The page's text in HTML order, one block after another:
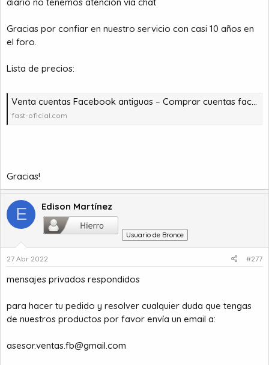
Gracias por confiar en nuestro servicio con casi 10 años en
el foro.
Lista de precios:
Venta cuentas Facebook antiguas – Comprar cuentas facebook – comprar cuentas facebook – comprar cuentas gmail
fast-oficial.com
Gracias!
E Edison Martínez
Usuario de Bronce
27 Abr 2022 #277
mensajes privados respondidos
para hacer tu pedido y resolver cualquier duda que tengas
de nuestros productos por favor envía un email a:
asesor.ventas.fb@gmail.com